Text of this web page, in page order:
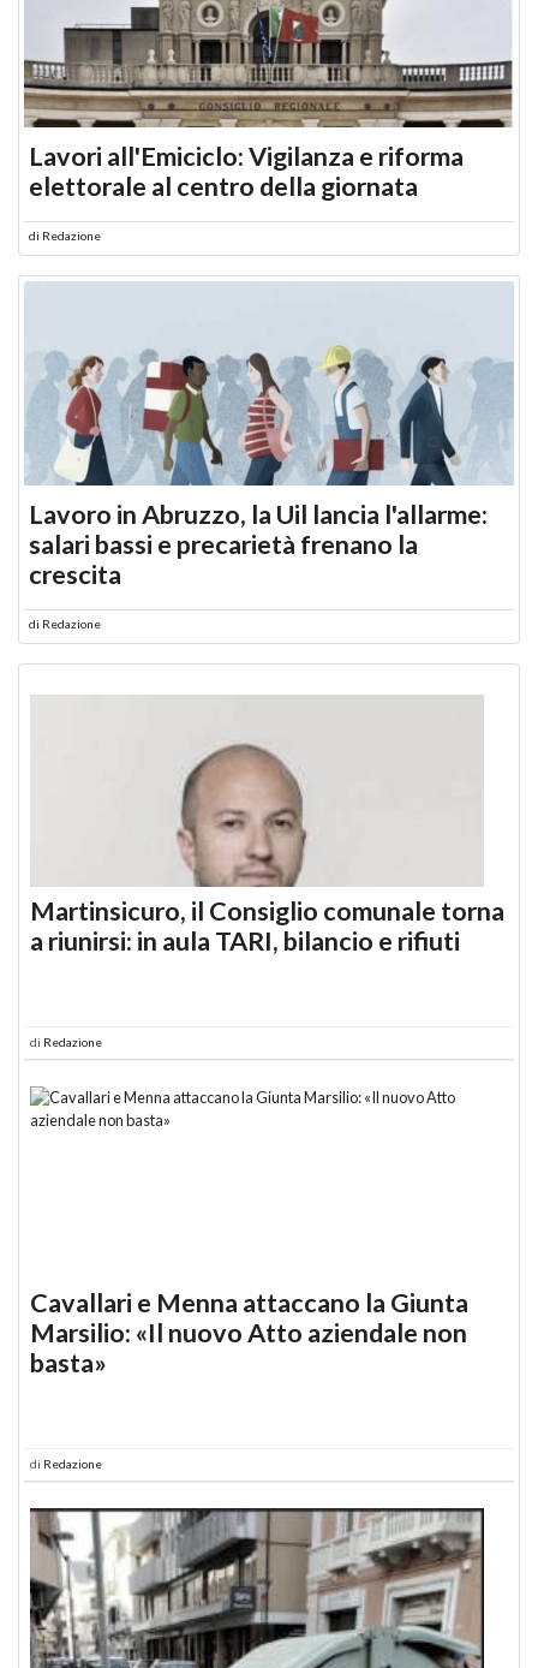
Lavori all'Emiciclo: Vigilanza e riforma
elettorale al centro della giornata
di Redazione
Lavoro in Abruzzo, la Uil lancia l'allarme:
salari bassi e precarietà frenano la
crescita
di Redazione
Martinsicuro, il Consiglio comunale torna
a riunirsi: in aula TARI, bilancio e rifiuti
di Redazione
Cavallari e Menna attaccano la Giunta
Marsilio: «Il nuovo Atto aziendale non
basta»
di Redazione